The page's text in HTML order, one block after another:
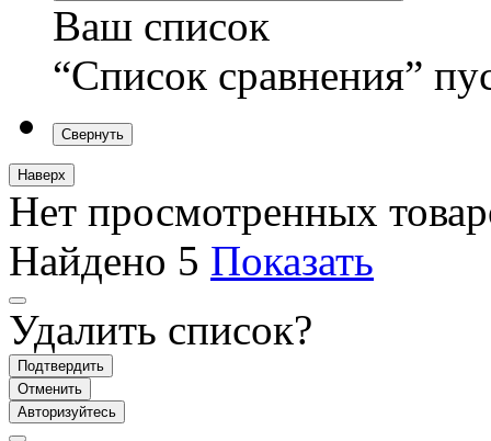
Ваш список
“Список сравнения”
Свернуть
Наверх
Нет просмотренных
Найдено 5 Показать
Удалить список?
Подтвердить
Отменить
Авторизуйтесь